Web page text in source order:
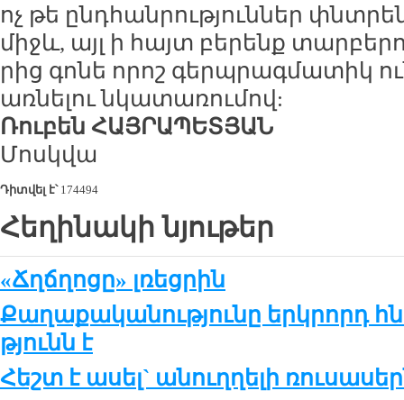
ոչ թե ընդ­հան­րու­թյուն­ներ
միջև, այլ ի հայտ բե­րենք
րից գո­նե ո­րոշ գերպ­րագ­մա­տիկ
առ­նե­լու նկա­տա­ռու­մով:
Ռու­բեն ՀԱՅ­ՐԱ­ՊԵ­ՏՅԱՆ
Մոսկ­վա
Դիտվել է՝174494
Հեղինակի նյութեր
«Ճղճղոցը» լռեցրին
Քա­ղա­քա­կա­նու­թ­յու­նը երկ­րորդ
թ­յունն է
Հեշտ է ա­սել` ա­նուղ­ղե­լի